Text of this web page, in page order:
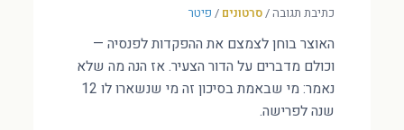
כתיבת תגובה/סרטונים / פיטר
האוצר בוחן לצמצם את ההפקדות לפנסיה —
וכולם מדברים על הדור הצעיר. אז הנה מה שלא
נאמר: מי שבאמת בסיכון זה מי שנשארו לו 12
שנה לפרישה.